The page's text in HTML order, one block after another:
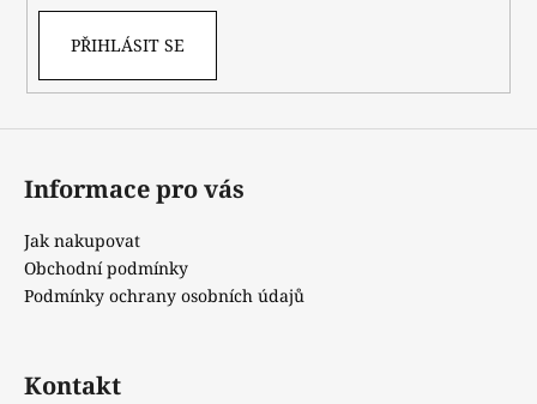
PŘIHLÁSIT SE
Informace pro vás
Jak nakupovat
Obchodní podmínky
Podmínky ochrany osobních údajů
Kontakt